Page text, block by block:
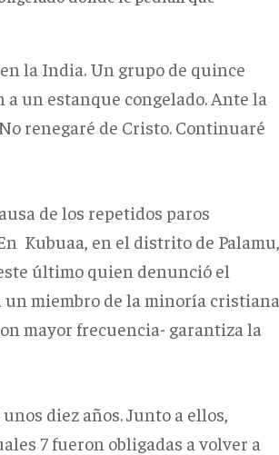
la India. Un grupo de quince
un estanque congelado. Ante la
renegaré de Cristo. Continuaré
de los repetidos paros
Kubuaa, en el distrito de Palamu,
último quien denunció el
miembro de la minoría cristiana
mayor frecuencia- garantiza la
diez años. Junto a ellos,
7 fueron obligadas a volver a